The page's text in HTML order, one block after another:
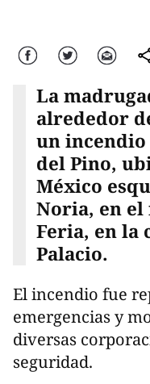
Facebook Twitter Correo
La
alrededor
un incendio
del Pino,
México
Noria, en
Feria, en la
Palacio.
El incendio fue
emergencias y
diversas
seguridad.